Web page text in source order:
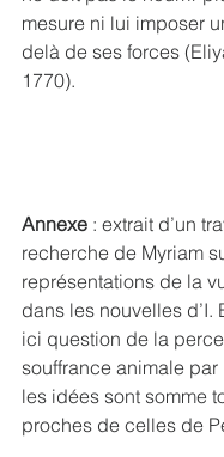
mesure ni lui imposer
delà de ses forces
1770).
Annexe : extrait d’un
recherche de Myriam
représentations de la
dans les nouvelles d’I.
ici question de la
souffrance animale par
les idées sont somme
proches de celles de